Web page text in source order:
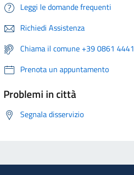
Leggi le domande frequenti
Richiedi Assistenza
Chiama il comune +39 0861 4441
Prenota un appuntamento
Problemi in città
Segnala disservizio